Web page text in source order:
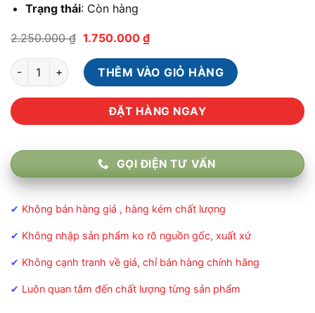
Trạng thái: Còn hàng
2.250.000₫ Giá
là:
2.250.000 ₫.
1.750.000 ₫Giá
hiện
tại
là:
1.750.000 ₫.
Khung Tập Đi Lucass W89 – Xe Đẩy Cao Cấp Dành Cho Người
THÊM VÀO GIỎ HÀNG
ĐẶT HÀNG NGAY
GỌI ĐIỆN TƯ VẤN
✔ Không bán hàng giả , hàng kém chất lượng
✔ Không nhập sản phẩm ko rõ nguồn gốc, xuất xứ
✔ Không cạnh tranh về giá, chỉ bán hàng chính hãng
✔ Luôn quan tâm đến chất lượng từng sản phẩm